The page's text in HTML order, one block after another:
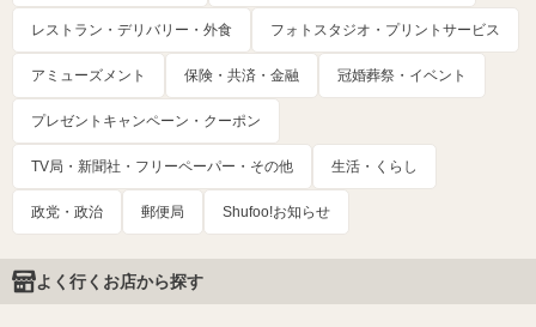
レストラン・デリバリー・外食 フォトスタジオ・プリントサービス
アミューズメント 保険・共済・金融 冠婚葬祭・イベント
プレゼントキャンペーン・クーポン
TV局・新聞社・フリーペーパー・その他 生活・くらし
政党・政治 郵便局 Shufoo!お知らせ
よく行くお店から探す